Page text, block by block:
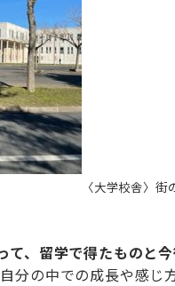
〈大学校舎〉
て、留学で得たものと
分の中での成長や感じ